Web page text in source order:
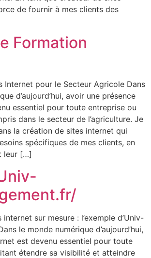
de fournir à mes clients des
Formation
Internet pour le Secteur Agricole Dans
d’aujourd’hui, avoir une présence
essentiel pour toute entreprise ou
dans le secteur de l’agriculture. Je
la création de sites internet qui
spécifiques de mes clients, en
leur […]
sur mesure : l’exemple d’Univ-
le monde numérique d’aujourd’hui,
est devenu essentiel pour toute
étendre sa visibilité et atteindre